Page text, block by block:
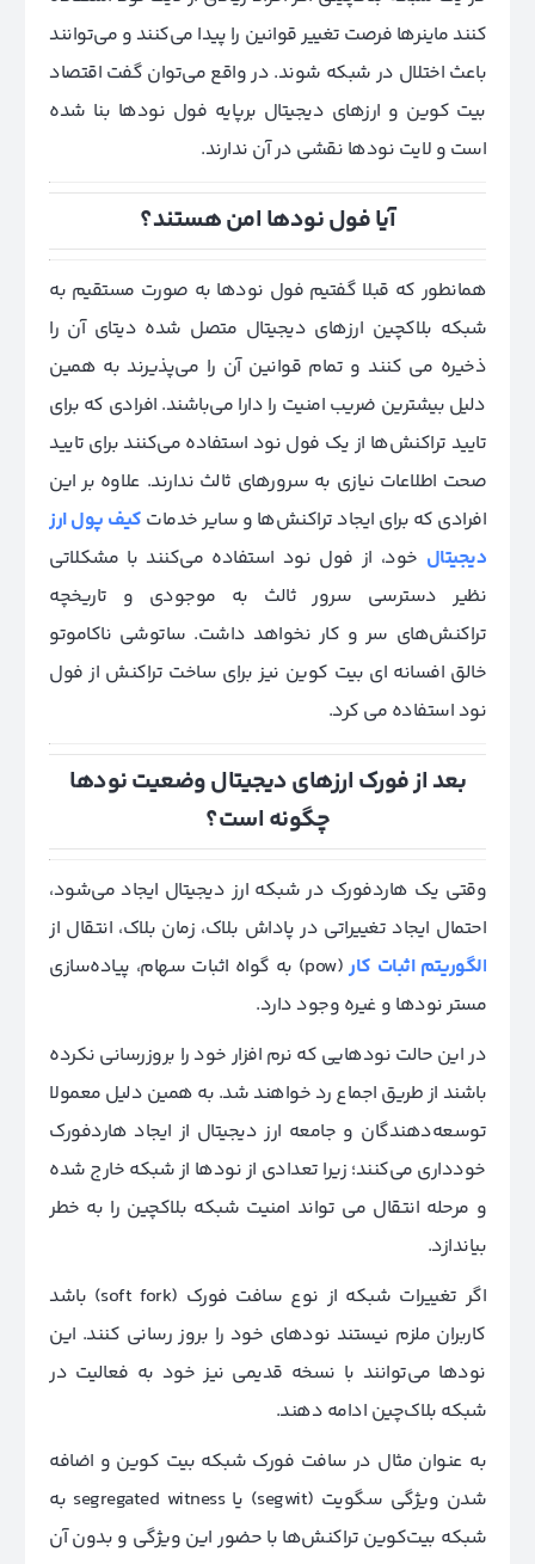
کنند ماینرها فرصت تغییر قوانین را پیدا می‌کنند و می‌توانند
باعث اختلال در شبکه شوند. در واقع می‌توان گفت اقتصاد
بیت کوین و ارزهای دیجیتال برپایه فول نودها بنا شده
است و لایت نودها نقشی در آن ندارند.
آیا فول نودها امن هستند؟
همانطور که قبلا گفتیم فول نودها به صورت مستقیم به
شبکه بلاکچین ارزهای دیجیتال متصل شده دیتای آن را
ذخیره می کنند و تمام قوانین آن را می‌پذیرند به همین
دلیل بیشترین ضریب امنیت را دارا می‌باشند. افرادی که برای
تایید تراکنش‌ها از یک فول نود استفاده می‌کنند برای تایید
صحت اطلاعات نیازی به سرورهای ثالث ندارند. علاوه بر این
افرادی که برای ایجاد تراکنش‌ها و سایر خدمات کیف پول ارز
دیجیتال خود، از فول نود استفاده می‌کنند با مشکلاتی
نظیر دسترسی سرور ثالث به موجودی و تاریخچه
تراکنش‌های سر و کار نخواهد داشت. ساتوشی ناکاموتو
خالق افسانه ای بیت کوین نیز برای ساخت تراکنش از فول
نود استفاده می کرد.
بعد از فورک ارزهای دیجیتال وضعیت نودها
چگونه است؟
وقتی یک هاردفورک در شبکه ارز دیجیتال ایجاد می‌شود،
احتمال ایجاد تغییراتی در پاداش بلاک، زمان بلاک، انتقال از
الگوریتم اثبات کار
(pow) به گواه اثبات سهام، پیاده‌سازی
مستر نودها و غیره وجود دارد.
در این حالت نودهایی که نرم افزار خود را بروزرسانی نکرده
باشند از طریق اجماع رد خواهند شد. به همین دلیل معمولا
توسعه‌دهندگان و جامعه ارز دیجیتال از ایجاد هاردفورک
خودداری می‌کنند؛ زیرا تعدادی از نودها از شبکه خارج شده
و مرحله انتقال می تواند امنیت شبکه بلاکچین را به خطر
بیاندازد.
اگر تغییرات شبکه از نوع سافت فورک (soft fork) باشد
کاربران ملزم نیستند نودهای خود را بروز رسانی کنند. این
نودها می‌توانند با نسخه قدیمی نیز خود به فعالیت در
شبکه بلاک‌چین ادامه دهند.
به عنوان مثال در سافت فورک شبکه بیت کوین و اضافه
شدن ویژگی سگویت (segwit) یا segregated witness به
شبکه بیت‌کوین تراکنش‌ها با حضور این ویژگی و بدون آن